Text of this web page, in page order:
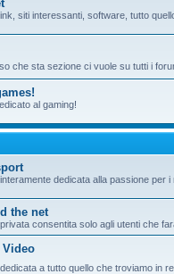
siti interessanti, software, tutto
che sta sezione ci vuole su tutti i
al gaming!
dedicata alla passione per
the net
consentita solo agli utenti che
Video
a tutto quello che troviamo in